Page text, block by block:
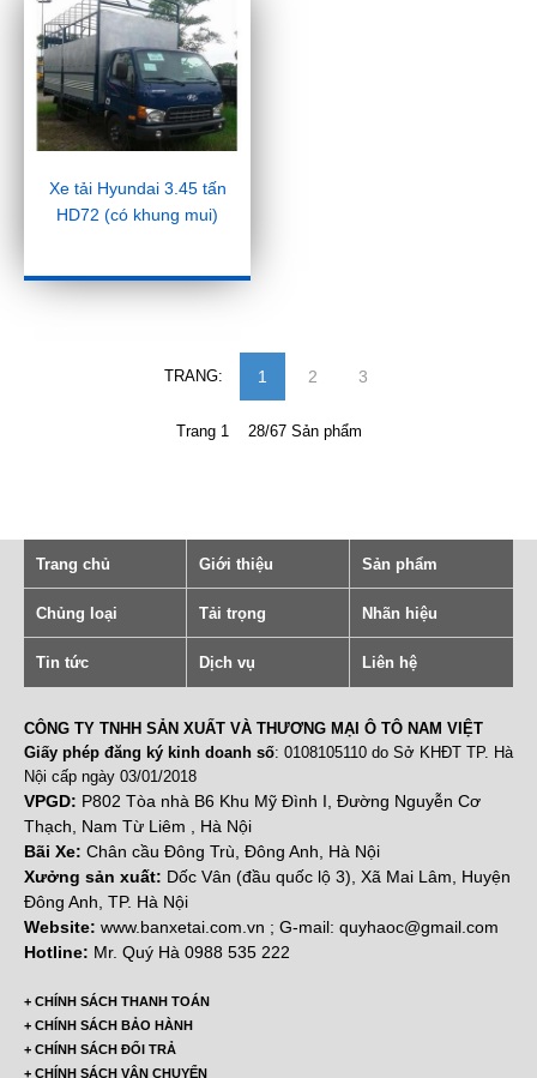
Xe tải Hyundai 3.45 tấn
HD72 (có khung mui)
TRANG: 1 2 3
Trang 1 28/67 Sản phẩm
Trang chủ Giới thiệu Sản phẩm
Chủng loại Tải trọng Nhãn hiệu
Tin tức Dịch vụ Liên hệ
CÔNG TY TNHH SẢN XUẤT VÀ THƯƠNG MẠI Ô TÔ NAM VIỆT
Giấy phép đăng ký kinh doanh số: 0108105110 do Sở KHĐT TP. Hà
Nội cấp ngày 03/01/2018
VPGD: P802 Tòa nhà B6 Khu Mỹ Đình I, Đường Nguyễn Cơ
Thạch, Nam Từ Liêm , Hà Nội
Bãi Xe: Chân cầu Đông Trù, Đông Anh, Hà Nội
Xưởng sản xuất: Dốc Vân (đầu quốc lộ 3), Xã Mai Lâm, Huyện
Đông Anh, TP. Hà Nội
Website: www.banxetai.com.vn ; G-mail: quyhaoc@gmail.com
Hotline: Mr. Quý Hà 0988 535 222
+ CHÍNH SÁCH THANH TOÁN
+ CHÍNH SÁCH BẢO HÀNH
+ CHÍNH SÁCH ĐỔI TRẢ
+ CHÍNH SÁCH VẬN CHUYỂN